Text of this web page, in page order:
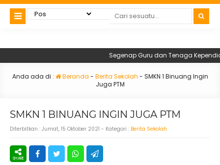
Segenap Guru dan Tenaga
Anda ada di : Beranda - Berita Sekolah - SMKN 1 Binuang Ingin
Juga PTM
SMKN 1 BINUANG INGIN JUGA PTM
Diterbitkan : Jumat, 15 Oktober 2021 - Kategori : Berita Sekolah